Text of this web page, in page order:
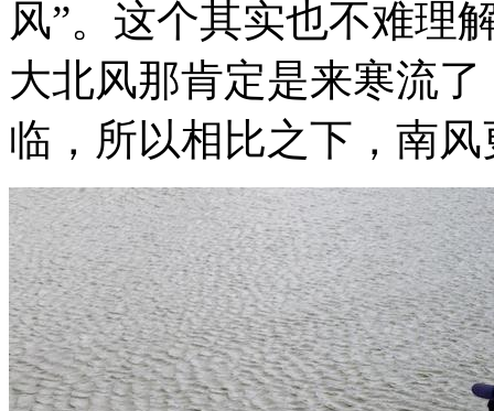
风”。这个其实也不难理
大北风那肯定是来寒流
临，所以相比之下，南